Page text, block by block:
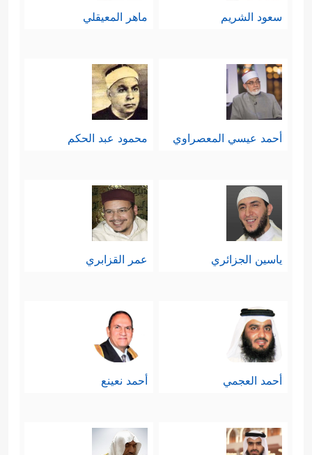
سعود الشريم ماهر المعيقلي
أحمد عيسي المعصراوي محمود عبد الحكم
ياسين الجزائري عمر القزابري
أحمد العجمي أحمد نعينع